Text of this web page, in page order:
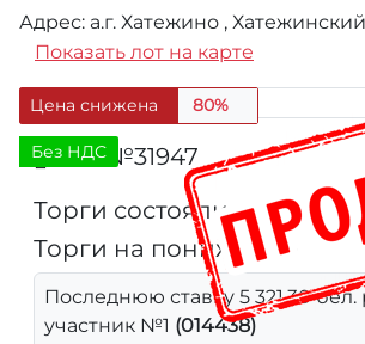
Адрес: а.г. Хатежино ,
Показать лот на карте
Цена снижена 80%
Без НДС
Лот №31947
Торги состоялись
Торги на понижение
Последнюю ставку 5 321,30 бел.
участник №1 (014438)